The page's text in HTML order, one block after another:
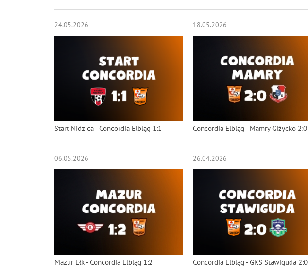
24.05.2026
Start Nidzica - Concordia Elbląg 1:1
18.05.2026
Concordia Elbląg - Mamry Giżycko 2:0
06.05.2026
Mazur Ełk - Concordia Elbląg 1:2
26.04.2026
Concordia Elbląg - GKS Stawiguda 2:0